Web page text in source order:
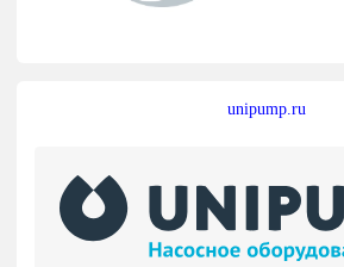
unipump.ru